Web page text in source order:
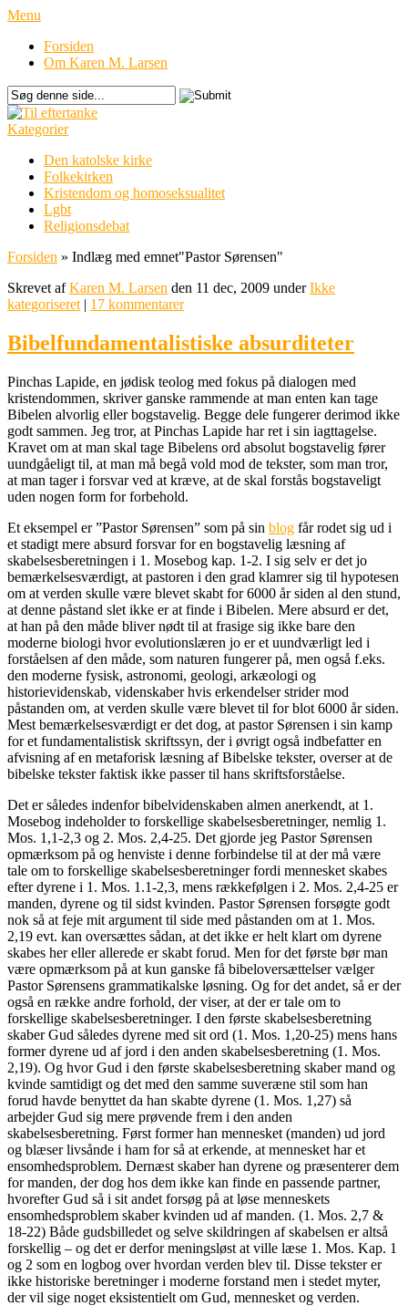
Menu
Forsiden
Om Karen M. Larsen
Kategorier
Den katolske kirke
Folkekirken
Kristendom og homoseksualitet
Lgbt
Religionsdebat
Forsiden » Indlæg med emnet"Pastor Sørensen"
Skrevet afKaren M. Larsen den 11 dec, 2009 underIkke
kategoriseret | 17 kommentarer
Bibelfundamentalistiske absurditeter
Pinchas Lapide, en jødisk teolog med fokus på dialogen med
kristendommen, skriver ganske rammende at man enten kan tage
Bibelen alvorlig eller bogstavelig. Begge dele fungerer derimod ikke
godt sammen. Jeg tror, at Pinchas Lapide har ret i sin iagttagelse.
Kravet om at man skal tage Bibelens ord absolut bogstavelig fører
uundgåeligt til, at man må begå vold mod de tekster, som man tror,
at man tager i forsvar ved at kræve, at de skal forstås bogstaveligt
uden nogen form for forbehold.
Et eksempel er ”Pastor Sørensen” som på sin blog får rodet sig ud i
et stadigt mere absurd forsvar for en bogstavelig læsning af
skabelsesberetningen i 1. Mosebog kap. 1-2. I sig selv er det jo
bemærkelsesværdigt, at pastoren i den grad klamrer sig til hypotesen
om at verden skulle være blevet skabt for 6000 år siden al den stund,
at denne påstand slet ikke er at finde i Bibelen. Mere absurd er det,
at han på den måde bliver nødt til at frasige sig ikke bare den
moderne biologi hvor evolutionslæren jo er et uundværligt led i
forståelsen af den måde, som naturen fungerer på, men også f.eks.
den moderne fysisk, astronomi, geologi, arkæologi og
historievidenskab, videnskaber hvis erkendelser strider mod
påstanden om, at verden skulle være blevet til for blot 6000 år siden.
Mest bemærkelsesværdigt er det dog, at pastor Sørensen i sin kamp
for et fundamentalistisk skriftssyn, der i øvrigt også indbefatter en
afvisning af en metaforisk læsning af Bibelske tekster, overser at de
bibelske tekster faktisk ikke passer til hans skriftsforståelse.
Det er således indenfor bibelvidenskaben almen anerkendt, at 1.
Mosebog indeholder to forskellige skabelsesberetninger, nemlig 1.
Mos. 1,1-2,3 og 2. Mos. 2,4-25. Det gjorde jeg Pastor Sørensen
opmærksom på og henviste i denne forbindelse til at der må være
tale om to forskellige skabelsesberetninger fordi mennesket skabes
efter dyrene i 1. Mos. 1.1-2,3, mens rækkefølgen i 2. Mos. 2,4-25 er
manden, dyrene og til sidst kvinden. Pastor Sørensen forsøgte godt
nok så at feje mit argument til side med påstanden om at 1. Mos.
2,19 evt. kan oversættes sådan, at det ikke er helt klart om dyrene
skabes her eller allerede er skabt forud. Men for det første bør man
være opmærksom på at kun ganske få bibeloversættelser vælger
Pastor Sørensens grammatikalske løsning. Og for det andet, så er der
også en række andre forhold, der viser, at der er tale om to
forskellige skabelsesberetninger. I den første skabelsesberetning
skaber Gud således dyrene med sit ord (1. Mos. 1,20-25) mens hans
former dyrene ud af jord i den anden skabelsesberetning (1. Mos.
2,19). Og hvor Gud i den første skabelsesberetning skaber mand og
kvinde samtidigt og det med den samme suveræne stil som han
forud havde benyttet da han skabte dyrene (1. Mos. 1,27) så
arbejder Gud sig mere prøvende frem i den anden
skabelsesberetning. Først former han mennesket (manden) ud jord
og blæser livsånde i ham for så at erkende, at mennesket har et
ensomhedsproblem. Dernæst skaber han dyrene og præsenterer dem
for manden, der dog hos dem ikke kan finde en passende partner,
hvorefter Gud så i sit andet forsøg på at løse menneskets
ensomhedsproblem skaber kvinden ud af manden. (1. Mos. 2,7 &
18-22) Både gudsbilledet og selve skildringen af skabelsen er altså
forskellig – og det er derfor meningsløst at ville læse 1. Mos. Kap. 1
og 2 som en logbog over hvordan verden blev til. Disse tekster er
ikke historiske beretninger i moderne forstand men i stedet myter,
der vil sige noget eksistentielt om Gud, mennesket og verden.